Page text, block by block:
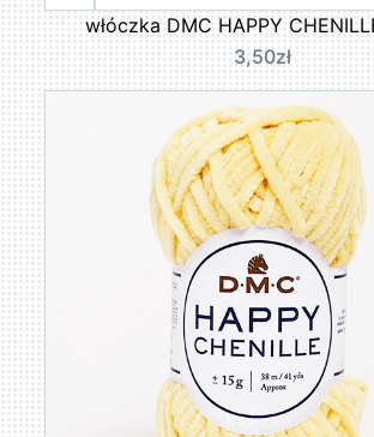
włóczka DMC HAPPY
3,50zł